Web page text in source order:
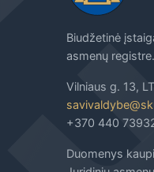
Biudžetinė
asmenų registre.
Vilniaus g. 13,
+370 440
Duomenys